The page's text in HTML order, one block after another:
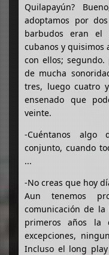
Quilapayún?
adoptamos por
barbudos eran el
cubanos y quisimos
con ellos;
de mucha
tres, luego cuatro
ensenado que
veinte.
-Cuéntanos
conjunto, cuando
...
-No creas que hoy
Aun tenemos
comunicación de
primeros años la
excepciones,
Incluso el long